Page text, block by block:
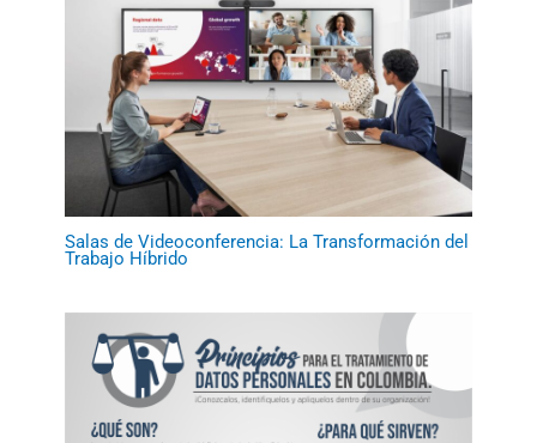
Salas de Videoconferencia: La Transformación del
Trabajo Híbrido